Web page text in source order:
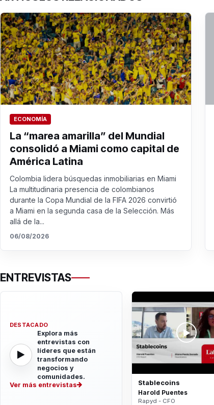
ECONOMÍA
La “marea amarilla” del Mundial
consolidó a Miami como capital de
América Latina
Colombia lidera búsquedas inmobiliarias en Miami
La multitudinaria presencia de colombianos
durante la Copa Mundial de la FIFA 2026 convirtió
a Miami en la segunda casa de la Selección. Más
allá de la...
06/08/2026
ENTREVISTAS
DESTACADO
Explora más
entrevistas con
líderes que están
transformando
negocios y
comunidades.
Ver más entrevistas
Stablecoins
Harold Puentes
Rapyd - CFO